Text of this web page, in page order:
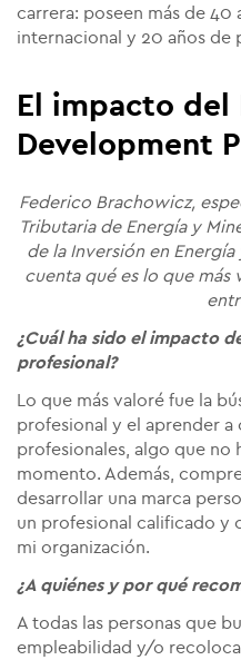
carrera: poseen más de 40
internacional y 20 años de
El impacto del
Development
Federico Brachowicz,
Tributaria de Energía y
de la Inversión en Energía
cuenta qué es lo que más
¿Cuál ha sido el impacto
profesional?
Lo que más valoré fue la
profesional y el aprender
profesionales, algo que no
momento. Además,
desarrollar una marca
un profesional calificado y
mi organización.
¿A quiénes y por qué
A todas las personas que
empleabilidad y/o